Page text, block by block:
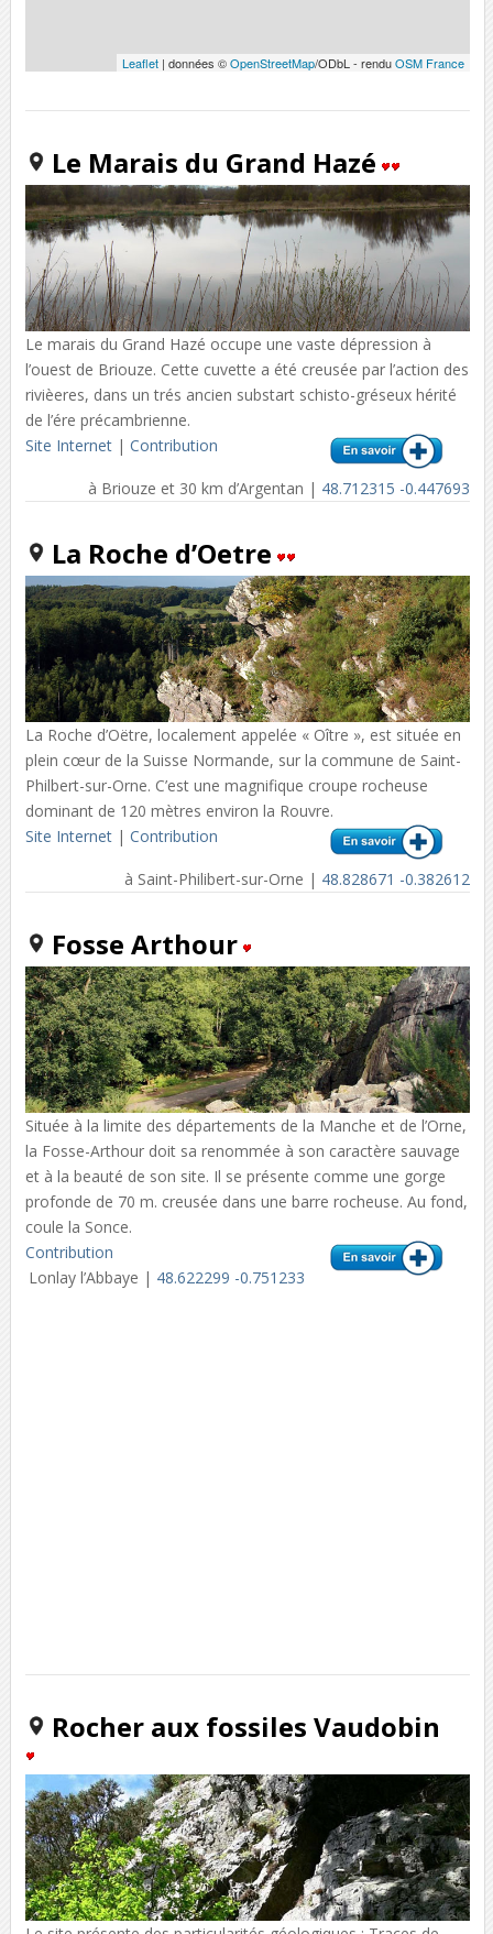
Leaflet | données ©OpenStreetMap/ODbL - renduOSM France
Le Marais du Grand Hazé
Le marais du Grand Hazé occupe une vaste dépression à
l’ouest de Briouze. Cette cuvette a été creusée par l’action des
rivièeres, dans un trés ancien substart schisto-gréseux hérité
de l’ére précambrienne.
Site Internet| Contribution
à Briouze et 30 km d’Argentan | 48.712315 -0.447693
La Roche d’Oetre
La Roche d’Oëtre, localement appelée « Oître », est située en
plein cœur de la Suisse Normande, sur la commune de Saint-
Philbert-sur-Orne. C’est une magnifique croupe rocheuse
dominant de 120 mètres environ la Rouvre.
Site Internet| Contribution
à Saint-Philibert-sur-Orne | 48.828671 -0.382612
Fosse Arthour
Située à la limite des départements de la Manche et de l’Orne,
la Fosse-Arthour doit sa renommée à son caractère sauvage
et à la beauté de son site. Il se présente comme une gorge
profonde de 70 m. creusée dans une barre rocheuse. Au fond,
coule la Sonce.
Contribution
Lonlay l’Abbaye | 48.622299 -0.751233
Rocher aux fossiles Vaudobin